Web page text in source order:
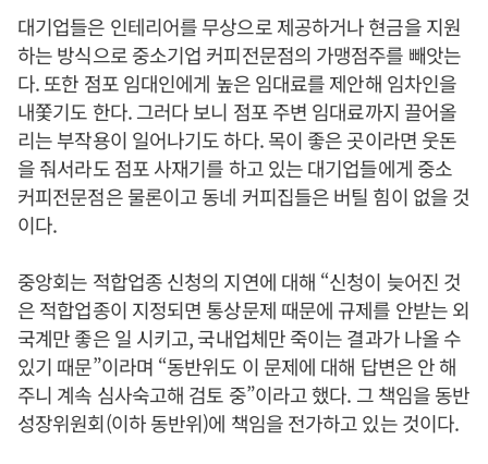
대기업들은 인테리어를 무상으로 제공하거나 현금을 지원
하는 방식으로 중소기업 커피전문점의 가맹점주를 빼앗는
다. 또한 점포 임대인에게 높은 임대료를 제안해 임차인을
내쫓기도 한다. 그러다 보니 점포 주변 임대료까지 끌어올
리는 부작용이 일어나기도 하다. 목이 좋은 곳이라면 웃돈
을 줘서라도 점포 사재기를 하고 있는 대기업들에게 중소
커피전문점은 물론이고 동네 커피집들은 버틸 힘이 없을 것
이다.
중앙회는 적합업종 신청의 지연에 대해 “신청이 늦어진 것
은 적합업종이 지정되면 통상문제 때문에 규제를 안받는 외
국계만 좋은 일 시키고, 국내업체만 죽이는 결과가 나올 수
있기 때문”이라며 “동반위도 이 문제에 대해 답변은 안 해
주니 계속 심사숙고해 검토 중”이라고 했다. 그 책임을 동반
성장위원회(이하 동반위)에 책임을 전가하고 있는 것이다.